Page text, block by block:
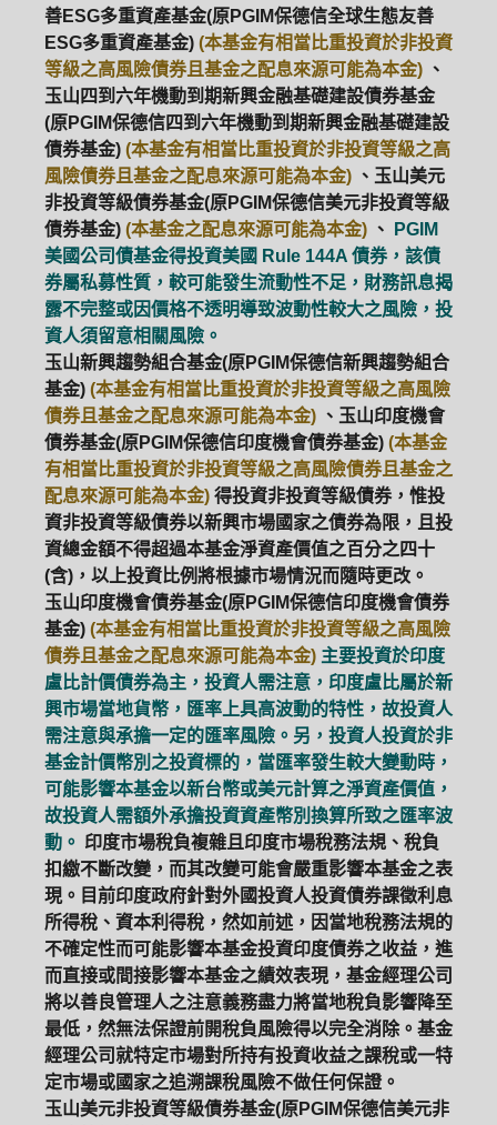
善ESG多重資產基金(原PGIM保德信全球生態友善
ESG多重資產基金) (本基金有相當比重投資於非投資
等級之高風險債券且基金之配息來源可能為本金) 、
玉山四到六年機動到期新興金融基礎建設債券基金
(原PGIM保德信四到六年機動到期新興金融基礎建設
債券基金) (本基金有相當比重投資於非投資等級之高
風險債券且基金之配息來源可能為本金) 、玉山美元
非投資等級債券基金(原PGIM保德信美元非投資等級
債券基金) (本基金之配息來源可能為本金) 、
PGIM
美國公司債基金得投資美國 Rule 144A 債券，該債
券屬私募性質，較可能發生流動性不足，財務訊息揭
露不完整或因價格不透明導致波動性較大之風險，投
資人須留意相關風險。
玉山新興趨勢組合基金(原PGIM保德信新興趨勢組合
基金) (本基金有相當比重投資於非投資等級之高風險
債券且基金之配息來源可能為本金) 、玉山印度機會
債券基金(原PGIM保德信印度機會債券基金) (本基金
有相當比重投資於非投資等級之高風險債券且基金之
配息來源可能為本金) 得投資非投資等級債券，惟投
資非投資等級債券以新興市場國家之債券為限，且投
資總金額不得超過本基金淨資產價值之百分之四十
(含)，以上投資比例將根據市場情況而隨時更改。
玉山印度機會債券基金(原PGIM保德信印度機會債券
基金) (本基金有相當比重投資於非投資等級之高風險
債券且基金之配息來源可能為本金) 主要投資於印度
盧比計價債券為主，投資人需注意，印度盧比屬於新
興市場當地貨幣，匯率上具高波動的特性，故投資人
需注意與承擔一定的匯率風險。另，投資人投資於非
基金計價幣別之投資標的，當匯率發生較大變動時，
可能影響本基金以新台幣或美元計算之淨資產價值，
故投資人需額外承擔投資資產幣別換算所致之匯率波
動。 印度市場稅負複雜且印度市場稅務法規、稅負
扣繳不斷改變，而其改變可能會嚴重影響本基金之表
現。目前印度政府針對外國投資人投資債券課徵利息
所得稅、資本利得稅，然如前述，因當地稅務法規的
不確定性而可能影響本基金投資印度債券之收益，進
而直接或間接影響本基金之績效表現，基金經理公司
將以善良管理人之注意義務盡力將當地稅負影響降至
最低，然無法保證前開稅負風險得以完全消除。基金
經理公司就特定市場對所持有投資收益之課稅或一特
定市場或國家之追溯課稅風險不做任何保證。
玉山美元非投資等級債券基金(原PGIM保德信美元非